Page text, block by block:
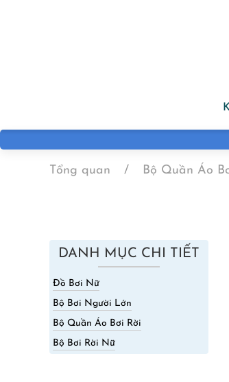
Tổng quan Bộ Quần Áo
DANH MỤC CHI TIẾT
Đồ Bơi Nữ
Bộ Bơi Người Lớn
Bộ Quần Áo Bơi Rời
Bộ Bơi Rời Nữ